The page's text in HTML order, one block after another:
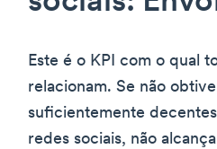
Este é o KPI com o qual
relacionam. Se não
suficientemente
redes sociais, não